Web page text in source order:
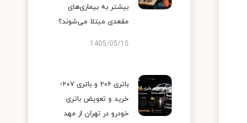
بیشتر به بیماری‌های
مقعدی مبتلا می‌شوند؟
1405/05/15
باتری ۲۰۶ و باتری ۲۰۷؛
خرید و تعویض باتری
خودرو در تهران از مهد